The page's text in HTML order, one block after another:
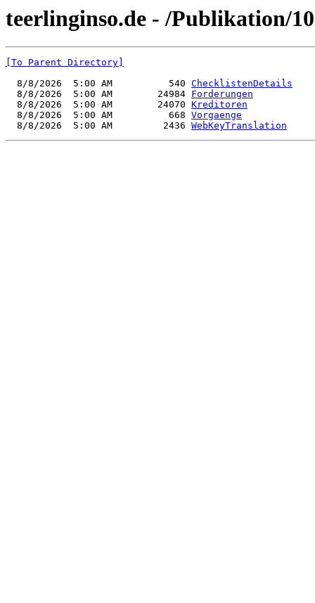
teerlinginso.de - /Publikation/
[To Parent Directory]
  8/8/2026  5:00 AM          540
ChecklistenDetails
  8/8/2026  5:00 AM        24984
Forderungen
  8/8/2026  5:00 AM        24070
Kreditoren
  8/8/2026  5:00 AM          668
Vorgaenge
  8/8/2026  5:00 AM         2436
WebKeyTranslation